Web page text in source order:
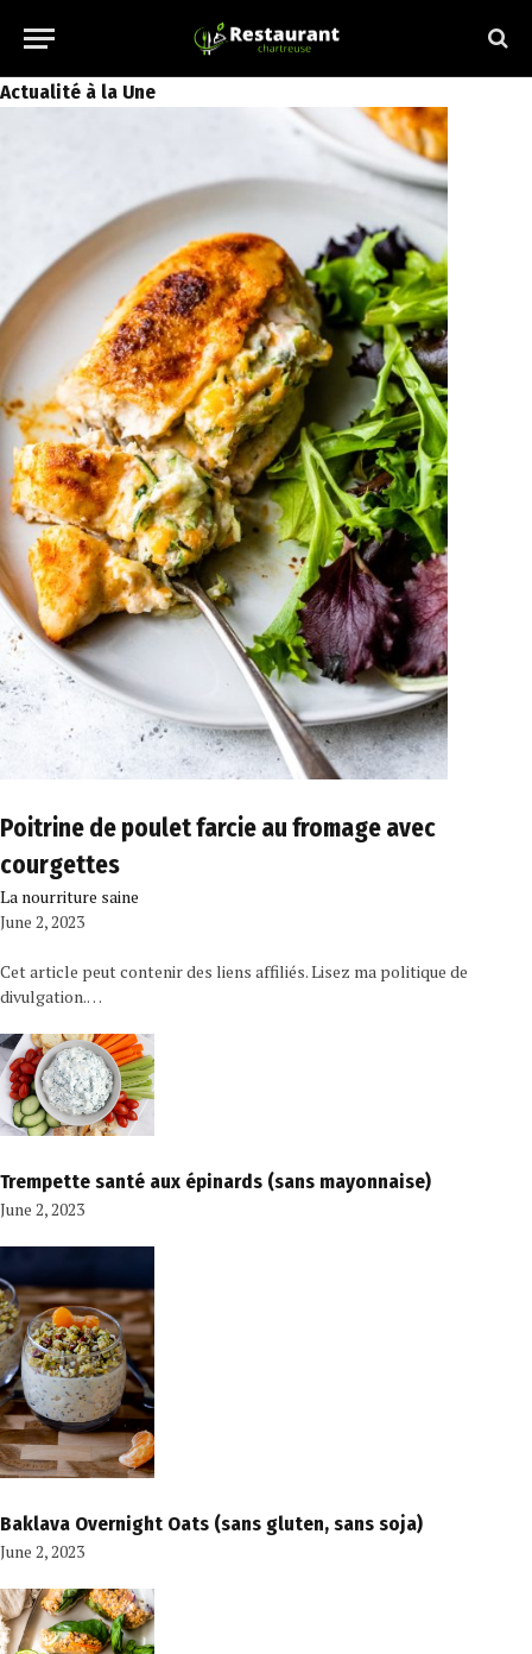
Actualité à la Une
Poitrine de poulet farcie au fromage avec
courgettes
La nourriture saine
June 2, 2023
Cet article peut contenir des liens affiliés. Lisez ma politique de
divulgation.…
Trempette santé aux épinards (sans mayonnaise)
June 2, 2023
Baklava Overnight Oats (sans gluten, sans soja)
June 2, 2023